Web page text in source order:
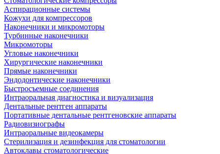
Аспирационные системы
Кожухи для компрессоров
Наконечники и микромоторы
Турбинные наконечники
Микромоторы
Угловые наконечники
Хирургические наконечники
Прямые наконечники
Эндодонтические наконечники
Быстросъемные соединения
Интраоральная диагностика и визуализация
Дентальные рентген аппараты
Портативные дентальные рентгеновские аппараты
Радиовизиографы
Интраоральные видеокамеры
Стерилизация и дезинфекция для стоматологии
Автоклавы стоматологические